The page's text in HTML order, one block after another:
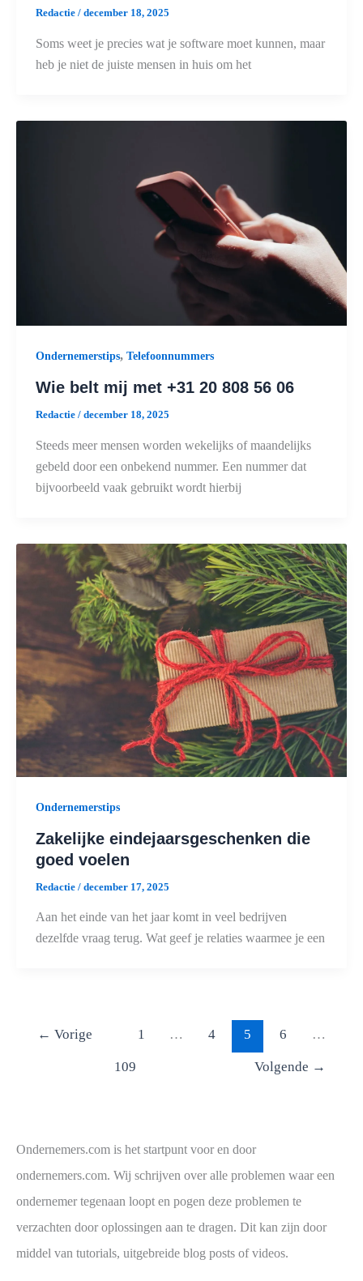
Redactie / december 18, 2025
Soms weet je precies wat je software moet kunnen, maar
heb je niet de juiste mensen in huis om het
Ondernemerstips, Telefoonnummers
Wie belt mij met +31 20 808 56 06
Redactie / december 18, 2025
Steeds meer mensen worden wekelijks of maandelijks
gebeld door een onbekend nummer. Een nummer dat
bijvoorbeeld vaak gebruikt wordt hierbij
Ondernemerstips
Zakelijke eindejaarsgeschenken die
goed voelen
Redactie / december 17, 2025
Aan het einde van het jaar komt in veel bedrijven
dezelfde vraag terug. Wat geef je relaties waarmee je een
← Vorige 1 … 4 5 6 …
109 Volgende →
Ondernemers.com is het startpunt voor en door
ondernemers.com. Wij schrijven over alle problemen waar een
ondernemer tegenaan loopt en pogen deze problemen te
verzachten door oplossingen aan te dragen. Dit kan zijn door
middel van tutorials, uitgebreide blog posts of videos.